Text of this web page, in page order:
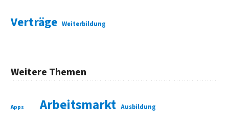
Verträge Weiterbildung
Weitere Themen
Apps Arbeitsmarkt Ausbildung